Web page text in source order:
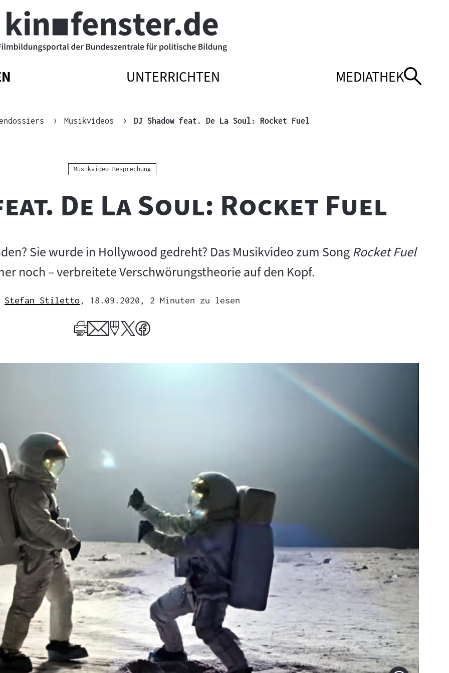
UNTERRICHTEN
MEDIATHEK
Musikvideos DJ Shadow feat. De La Soul: Rocket Fuel
Kategorie:
Musikvideo-Besprechung
De La Soul: Rocket Fuel
Sie wurde in Hollywood gedreht? Das Musikvideo zum Song Rocket Fuel
noch – verbreitete Verschwörungstheorie auf den Kopf.
Stefan Stiletto, 18.09.2020, 2 Minuten zu lesen